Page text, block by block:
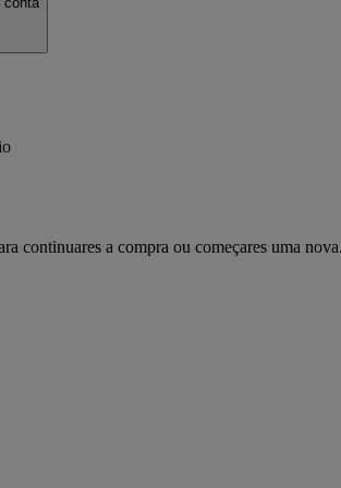
continuares a compra ou começares uma